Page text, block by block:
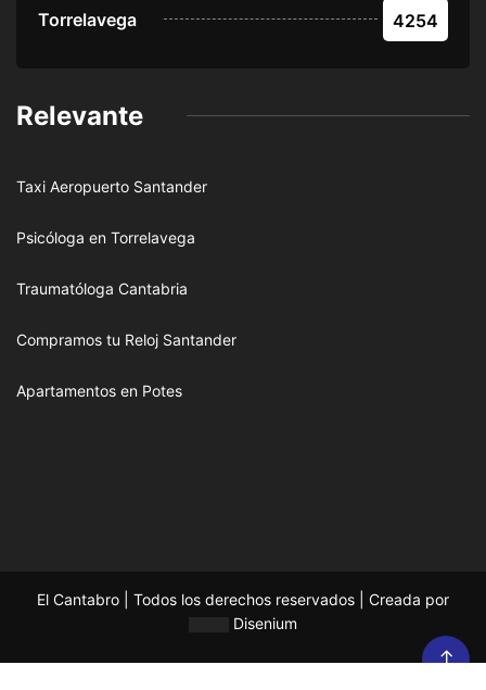
Torrelavega 4254
Relevante
Taxi Aeropuerto Santander
Psicóloga en Torrelavega
Traumatóloga Cantabria
Compramos tu Reloj Santander
Apartamentos en Potes
El Cantabro | Todos los derechos reservados | Creada por
Disenium